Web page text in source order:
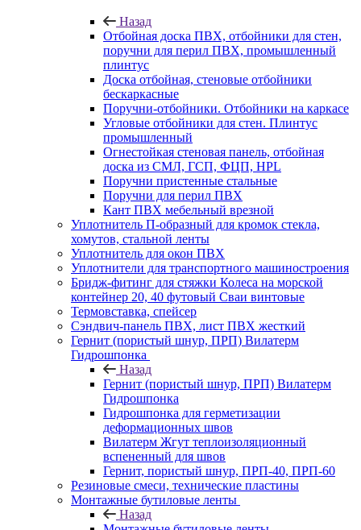
Назад
Отбойная доска ПВХ, отбойники для стен,
поручни для перил ПВХ, промышленный
плинтус
Доска отбойная, стеновые отбойники
бескаркасные
Поручни-отбойники. Отбойники на каркасе
Угловые отбойники для стен. Плинтус
промышленный
Огнестойкая стеновая панель, отбойная
доска из СМЛ, ГСП, ФЦП, HPL
Поручни пристенные стальные
Поручни для перил ПВХ
Кант ПВХ мебельный врезной
Уплотнитель П-образный для кромок стекла,
хомутов, стальной ленты
Уплотнитель для окон ПВХ
Уплотнители для транспортного машиностроения
Бридж-фитинг для стяжки Колеса на морской
контейнер 20, 40 футовый Сваи винтовые
Термовставка, спейсер
Сэндвич-панель ПВХ, лист ПВХ жесткий
Гернит (пористый шнур, ПРП) Вилатерм
Гидрошпонка
Назад
Гернит (пористый шнур, ПРП) Вилатерм
Гидрошпонка
Гидрошпонка для герметизации
деформационных швов
Вилатерм Жгут теплоизоляционный
вспененный для швов
Гернит, пористый шнур, ПРП-40, ПРП-60
Резиновые смеси, технические пластины
Монтажные бутиловые ленты
Назад